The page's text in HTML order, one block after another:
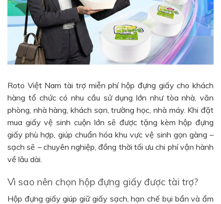
Roto Việt Nam tài trợ miễn phí hộp đựng giấy cho khách
hàng tổ chức có nhu cầu sử dụng lớn như tòa nhà, văn
phòng, nhà hàng, khách sạn, trường học, nhà máy. Khi đặt
mua giấy vệ sinh cuộn lớn sẽ được tặng kèm hộp đựng
giấy phù hợp, giúp chuẩn hóa khu vực vệ sinh gọn gàng –
sạch sẽ – chuyên nghiệp, đồng thời tối ưu chi phí vận hành
về lâu dài.
Vì sao nên chọn hộp đựng giấy được tài trợ?
Hộp đựng giấy giúp giữ giấy sạch, hạn chế bụi bẩn và ẩm